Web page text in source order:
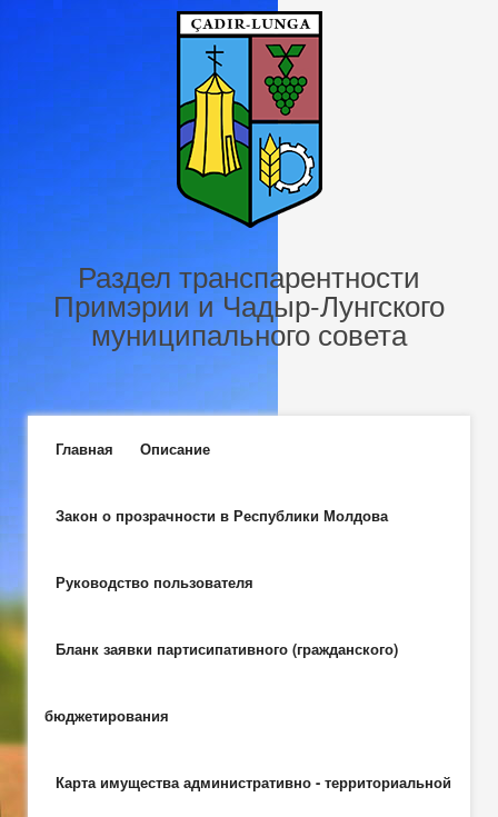
Перейти к основному содержанию
Раздел транспарентности
Примэрии и Чадыр-Лунгского
муниципального совета
Главное меню
Главная Описание
Закон о прозрачности в Республики Молдова
Руководство пользователя
Бланк заявки партисипативного (гражданского)
бюджетирования
Карта имущества административно - территориальной